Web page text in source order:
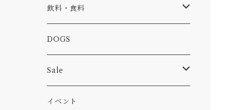
食品
バイク
カー
バッグ
小物
パンツ
パーカー・トレーナー
ステッカー
ピン
飲料・食料
コーヒー
食べ物
DOGS
Sale
カー
イベント